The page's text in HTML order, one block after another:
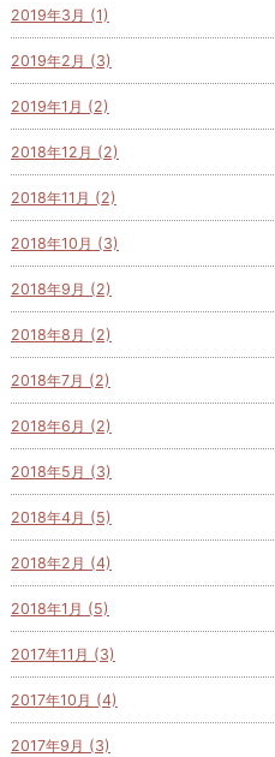
2019年3月 (1)
2019年2月 (3)
2019年1月 (2)
2018年12月 (2)
2018年11月 (2)
2018年10月 (3)
2018年9月 (2)
2018年8月 (2)
2018年7月 (2)
2018年6月 (2)
2018年5月 (3)
2018年4月 (5)
2018年2月 (4)
2018年1月 (5)
2017年11月 (3)
2017年10月 (4)
2017年9月 (3)